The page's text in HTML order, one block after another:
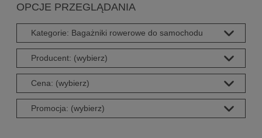
OPCJE PRZEGLĄDANIA
Kategorie: Bagażniki rowerowe do samochodu
Producent: (wybierz)
Cena: (wybierz)
Promocja: (wybierz)